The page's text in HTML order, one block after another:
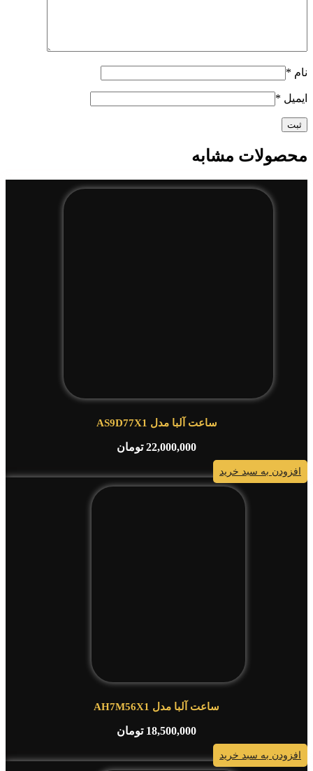
نام *
ایمیل *
محصولات مشابه
ساعت آلبا مدل AS9D77X1
22,000,000 تومان
افزودن به سبد خرید
ساعت آلبا مدل AH7M56X1
18,500,000 تومان
افزودن به سبد خرید